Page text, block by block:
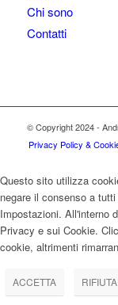
Chi sono
Contatti
© Copyright 2024 -
Privacy Policy &
Questo sito utilizza
negare il consenso a
Impostazioni. All'interno
Privacy e sui Cookie.
cookie, altrimenti
ACCETTA RIFIUTA